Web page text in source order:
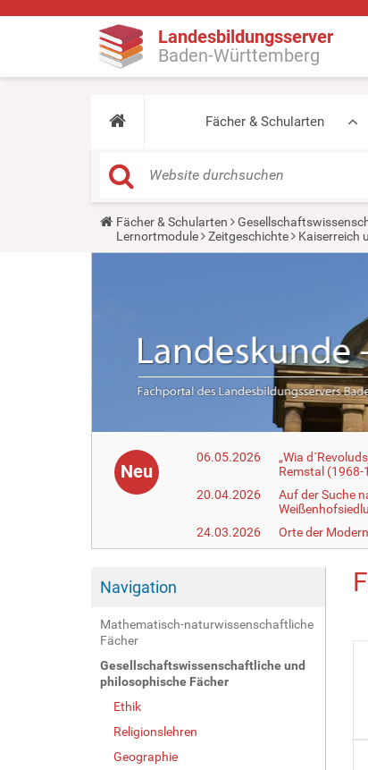
Landesbildungsserver
Baden-Württemberg
Fächer & Schularten
Y
u
Fächer & Schularten
Lernortmodule
Zeitgeschichte Kaiserreich
Neu
06.05.2026
„Wia
Remstal (1968-
20.04.2026
Auf der Suche
24.03.2026
Orte der
Navigation
Mathematisch-naturwissenschaftliche
Fächer
Gesellschaftswissenschaftliche und
philosophische Fächer
Ethik
Religionslehren
Geographie